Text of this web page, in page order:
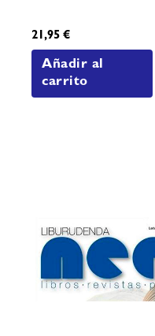
21,95€
Añadir al
carrito